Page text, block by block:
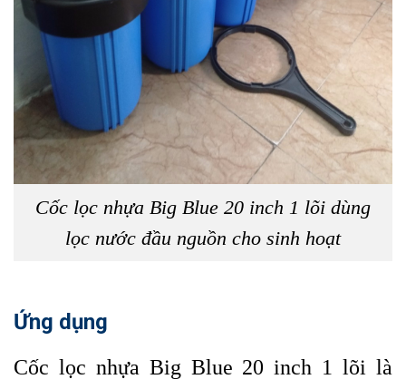
Cốc lọc nhựa Big Blue 20 inch 1 lõi dùng
lọc nước đầu nguồn cho sinh hoạt
Ứng dụng
Cốc lọc nhựa Big Blue 20 inch 1 lõi là